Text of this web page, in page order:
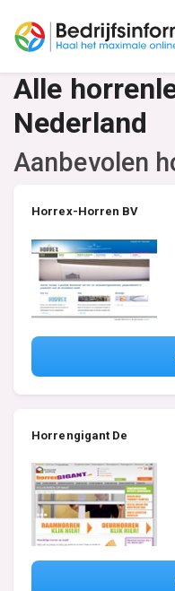
Alle
Nederland
Aanbevolen
Horrex-Horren BV
Horrengigant De